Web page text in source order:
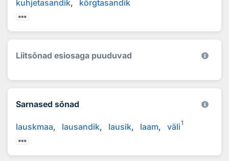
kuhjetasandik
kõrgtasandik
Liitsõnad esiosaga puuduvad
Sarnased sõnad
lauskmaa lausandik lausik laam väli1